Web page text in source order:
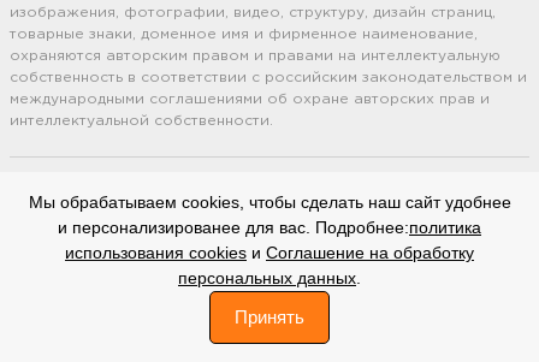
изображения, фотографии, видео, структуру, дизайн страниц,
товарные знаки, доменное имя и фирменное наименование,
охраняются авторским правом и правами на интеллектуальную
собственность в соответствии с российским законодательством и
международными соглашениями об охране авторских прав и
интеллектуальной собственности.
Политику
обработки файлов cookie).
Соглашение на обработку
персональных
Мы обрабатываем cookies, чтобы сделать наш сайт удобнее
и персонализированее для вас. Подробнее:политика
использования cookies и Соглашение на обработку
персональных данных
Принять
Профиль